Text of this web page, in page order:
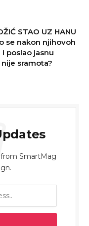
STAO UZ HANU
se nakon njihovoh
poslao jasnu
sramota?
SmartMag